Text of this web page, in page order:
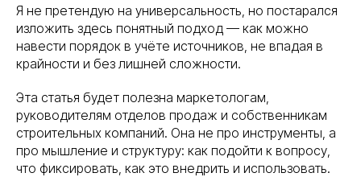
Я не претендую на универсальность, но постарался
изложить здесь понятный подход — как можно
навести порядок в учёте источников, не впадая в
крайности и без лишней сложности.
Эта статья будет полезна маркетологам,
руководителям отделов продаж и собственникам
строительных компаний. Она не про инструменты, а
про мышление и структуру: как подойти к вопросу,
что фиксировать, как это внедрить и использовать.